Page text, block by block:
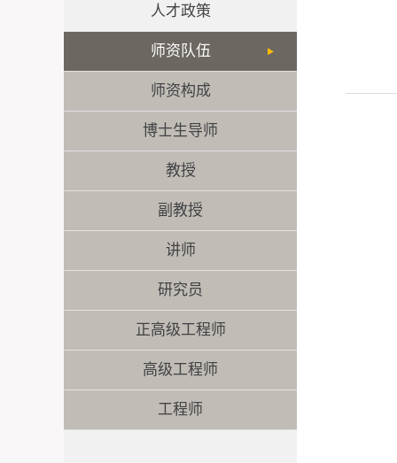
人才政策
师资队伍
师资构成
博士生导师
教授
副教授
讲师
研究员
正高级工程师
高级工程师
工程师